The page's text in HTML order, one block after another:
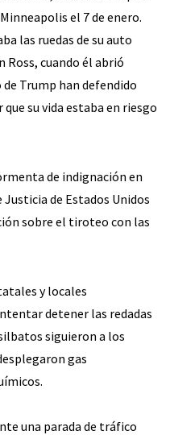
el 7 de enero.
las ruedas de su auto
cuando él abrió
Trump han defendido
su vida estaba en riesgo
de indignación en
de Estados Unidos
sobre el tiroteo con las
y locales
detener las redadas
siguieron a los
gas
una parada de tráfico